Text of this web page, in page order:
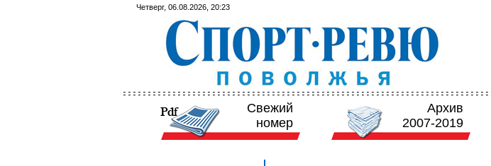
Четверг, 06.08.2026, 20:23
Свежий
номер
Архив
2007-2019